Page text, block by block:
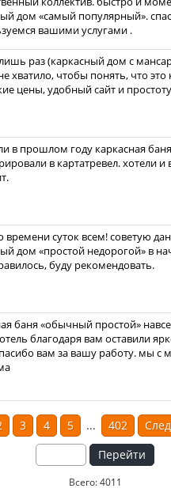
дом «самый популярный».
вашими услугами .
раз (каркасный дом с
хватило, чтобы понять, что
цены, удобный сайт и
в прошлом году каркасная
в картатревел. хотели
времени суток всем! советую
дом «простой недорогой» в
буду рекомендовать.
баня «обычный простой»
благодаря вам оставили
вам за вашу работу. мы с
3 4 5 ... 402
Перейти
Всего: 4011